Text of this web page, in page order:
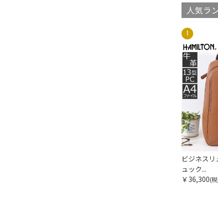
人気ラ
ビジネスリ
ュック...
￥36,300(